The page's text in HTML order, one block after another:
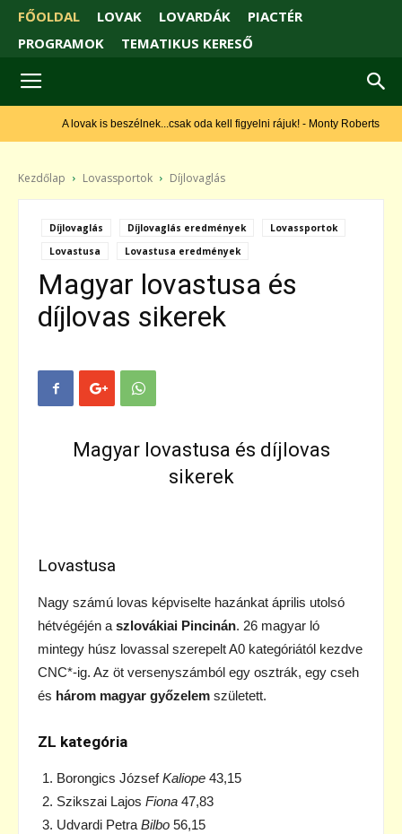
FŐOLDAL LOVAK LOVARDÁK
PIACTÉR
PROGRAMOK
TEMATIKUS KERESŐ
A lovak is beszélnek...csak oda kell figyelni rájuk! - Monty Roberts
Kezdőlap Lovassportok Díjlovaglás
Díjlovaglás Díjlovaglás eredmények
Lovassportok
Lovastusa
Lovastusa eredmények
Magyar lovastusa és
díjlovas sikerek
Magyar lovastusa és díjlovas
sikerek
Lovastusa
Nagy számú lovas képviselte hazánkat április utolsó
hétvégéjén a szlovákiai Pincinán. 26 magyar ló
mintegy húsz lovassal szerepelt A0 kategóriától kezdve
CNC*-ig. Az öt versenyszámból egy osztrák, egy cseh
és három magyar győzelem született.
ZL kategória
Borongics JózsefKaliope 43,15
Szikszai Lajos Fiona 47,83
Udvardi Petra Bilbo 56,15